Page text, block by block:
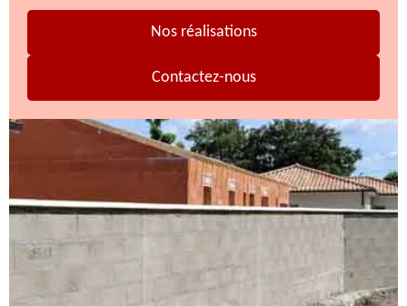
Nos réalisations
Contactez-nous